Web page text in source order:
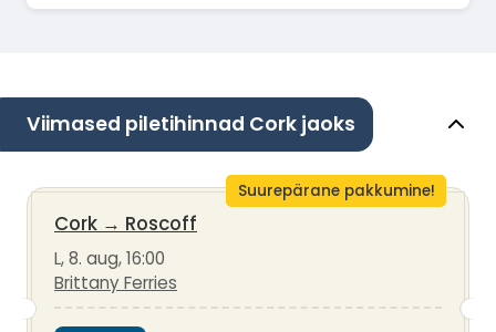
Viimased piletihinnad Cork jaoks
Suurepärane pakkumine!
Cork → Roscoff
L, 8. aug, 16:00
Brittany Ferries